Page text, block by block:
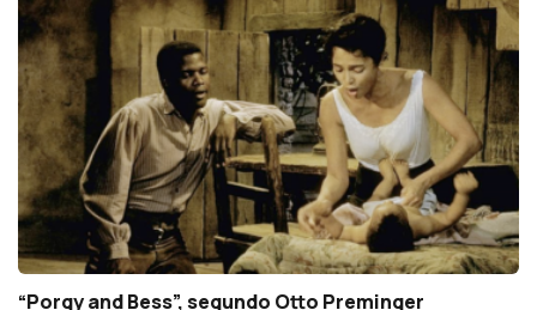
“Porgy and Bess”, segundo Otto Preminger